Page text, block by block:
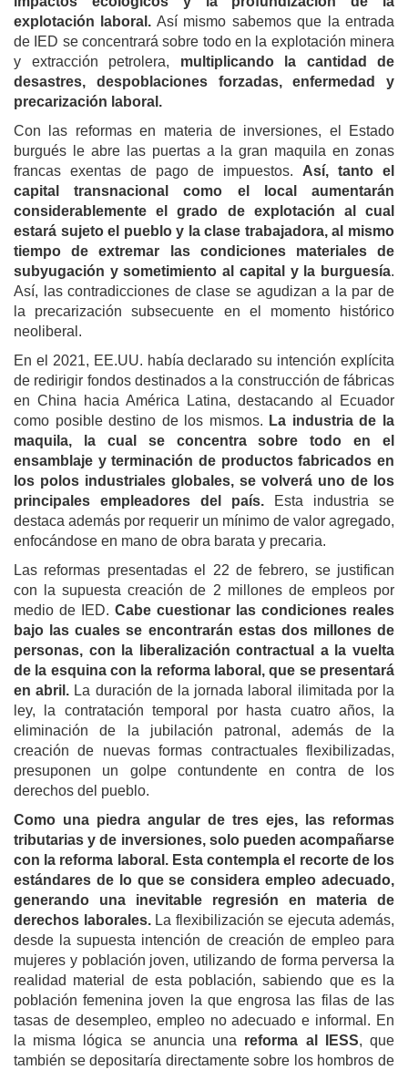
explotación laboral. Así mismo sabemos que la entrada
de IED se concentrará sobre todo en la explotación minera
y extracción petrolera, multiplicando la cantidad de
desastres, despoblaciones forzadas, enfermedad y
precarización laboral.
Con las reformas en materia de inversiones, el Estado
burgués le abre las puertas a la gran maquila en zonas
francas exentas de pago de impuestos. Así, tanto el
capital transnacional como el local aumentarán
considerablemente el grado de explotación al cual
estará sujeto el pueblo y la clase trabajadora, al mismo
tiempo de extremar las condiciones materiales de
subyugación y sometimiento al capital y la burguesía.
Así, las contradicciones de clase se agudizan a la par de
la precarización subsecuente en el momento histórico
neoliberal.
En el 2021, EE.UU. había declarado su intención explícita
de redirigir fondos destinados a la construcción de fábricas
en China hacia América Latina, destacando al Ecuador
como posible destino de los mismos. La industria de la
maquila, la cual se concentra sobre todo en el
ensamblaje y terminación de productos fabricados en
los polos industriales globales, se volverá uno de los
principales empleadores del país. Esta industria se
destaca además por requerir un mínimo de valor agregado,
enfocándose en mano de obra barata y precaria.
Las reformas presentadas el 22 de febrero, se justifican
con la supuesta creación de 2 millones de empleos por
medio de IED. Cabe cuestionar las condiciones reales
bajo las cuales se encontrarán estas dos millones de
personas, con la liberalización contractual a la vuelta
de la esquina con la reforma laboral, que se presentará
en abril. La duración de la jornada laboral ilimitada por la
ley, la contratación temporal por hasta cuatro años, la
eliminación de la jubilación patronal, además de la
creación de nuevas formas contractuales flexibilizadas,
presuponen un golpe contundente en contra de los
derechos del pueblo.
Como una piedra angular de tres ejes, las reformas
tributarias y de inversiones, solo pueden acompañarse
con la reforma laboral. Esta contempla el recorte de los
estándares de lo que se considera empleo adecuado,
generando una inevitable regresión en materia de
derechos laborales.La flexibilización se ejecuta además,
desde la supuesta intención de creación de empleo para
mujeres y población joven, utilizando de forma perversa la
realidad material de esta población, sabiendo que es la
población femenina joven la que engrosa las filas de las
tasas de desempleo, empleo no adecuado e informal. En
la misma lógica se anuncia una reforma al IESS, que
también se depositaría directamente sobre los hombros de